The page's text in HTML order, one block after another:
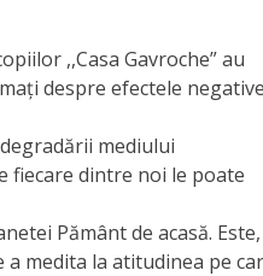
,,Casa Gavroche” au
despre efectele negative
mediului
fiecare dintre noi le poate
Pământ de acasă. Este,
medita la atitudinea pe